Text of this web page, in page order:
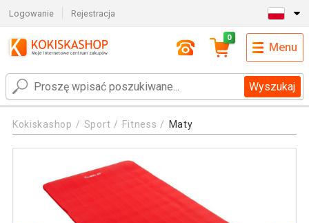
Logowanie Rejestracja
Wyszukaj
0
Menu
Kokiskashop Sport Fitness Maty